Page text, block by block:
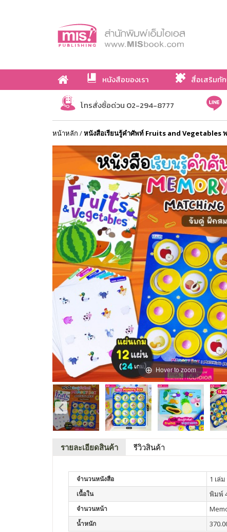
หนังสือของเรา สื่อเสริมทั
เกี่ยวกับเรา
โทรสั่งซื้อด่วน 02-294-8777
หน้าหลัก /หนังสือเรียนรู้คำศัพท์ Fruits and Vegetables
Hover to zoom
รายละเอียดสินค้า รีวิวสินค้า
จำนวนหนังสือ 1 เล่
เนื้อใน พิมพ์
จำนวนหน้า
น้ำหนัก